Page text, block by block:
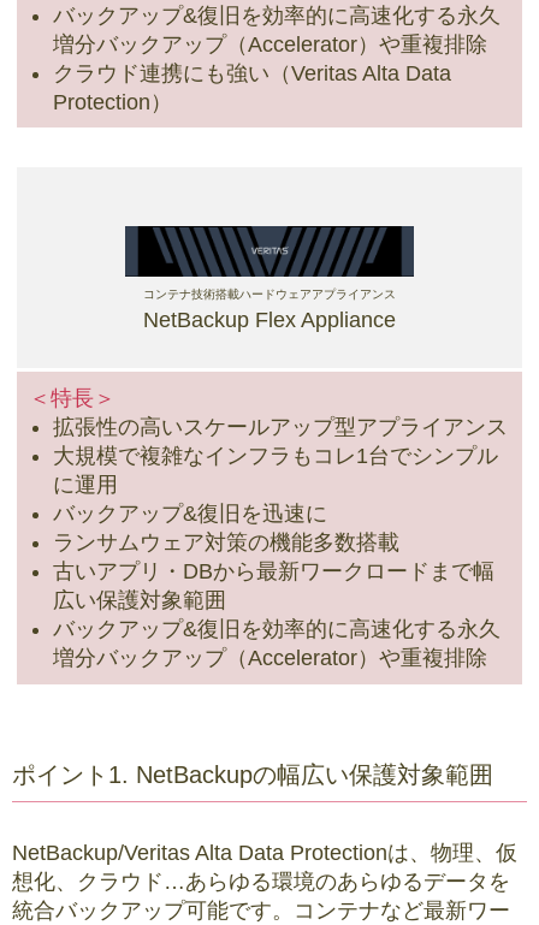
バックアップ&復旧を効率的に高速化する永久
増分バックアップ（Accelerator）や重複排除
クラウド連携にも強い（Veritas Alta Data
Protection）
コンテナ技術搭載ハードウェアアプライアンス
NetBackup Flex Appliance
＜特長＞
拡張性の高いスケールアップ型アプライアンス
大規模で複雑なインフラもコレ1台でシンプル
に運用
バックアップ&復旧を迅速に
ランサムウェア対策の機能多数搭載
古いアプリ・DBから最新ワークロードまで幅
広い保護対象範囲
バックアップ&復旧を効率的に高速化する永久
増分バックアップ（Accelerator）や重複排除
ポイント1. NetBackupの幅広い保護対象範囲
NetBackup/Veritas Alta Data Protectionは、物理、仮
想化、クラウド…あらゆる環境のあらゆるデータを
統合バックアップ可能です。コンテナなど最新ワー